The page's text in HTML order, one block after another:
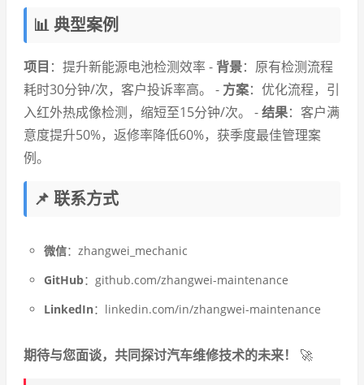
📊 典型案例
项目 ：提升新能源电池检测效率 - 背景：原有检测流程
耗时30分钟/次，客户投诉率高。 - 方案：优化流程，引
入红外热成像检测，缩短至15分钟/次。 -结果：客户满
意度提升50%，返修率降低60%，获季度最佳管理案
例。
📌 联系方式
微信：zhangwei_mechanic
GitHub：github.com/zhangwei-maintenance
LinkedIn：linkedin.com/in/zhangwei-maintenance
期待与您面谈，共同探讨汽车维修技术的未来！ 🚀